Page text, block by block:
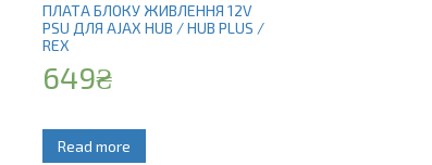
ПЛАТА БЛОКУ ЖИВЛЕННЯ 12V
PSU ДЛЯ AJAX HUB / HUB PLUS /
REX
649₴
Read more